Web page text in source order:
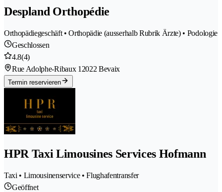
Despland Orthopédie
Orthopädiegeschäft • Orthopädie (ausserhalb Rubrik Ärzte) • Podologie
Geschlossen
4.8(4)
Rue Adolphe-Ribaux 1 2022 Bevaix
Termin reservieren
HPR Taxi Limousines Services Hofmann
Taxi • Limousinenservice • Flughafentransfer
Geöffnet